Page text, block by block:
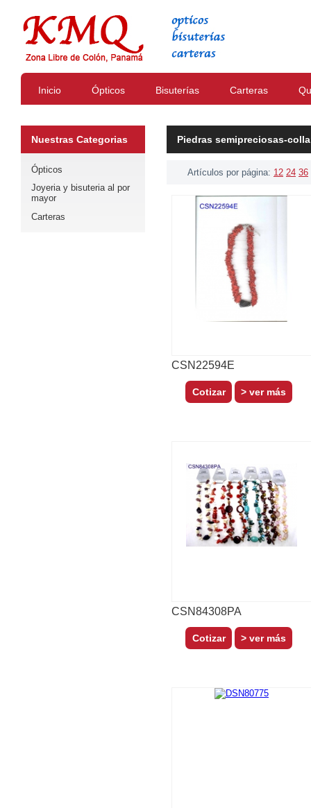
Inicio Ópticos Bisuterías Carteras
Nuestras Categorias
Ópticos
Joyeria y bisuteria al por
mayor
Carteras
Piedras semipreciosas-
Artículos por página: 12 24 36
CSN22594E
> ver más
CSN84308PA
> ver más